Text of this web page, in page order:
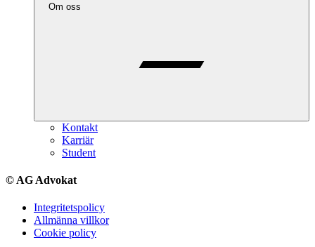
Om oss
Kontakt
Karriär
Student
© AG Advokat
Integritetspolicy
Allmänna villkor
Cookie policy